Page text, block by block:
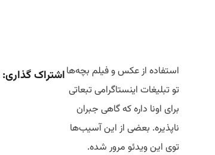
استفاده از عکس و فیلم بچه‌ها
تو تبلیغات اینستاگرامی تبعاتی
برای اونا داره که گاهی جبران
ناپذیره. بعضی از این آسیب‌ها
توی این ویدئو مرور شده.
اشتراک گذاری: